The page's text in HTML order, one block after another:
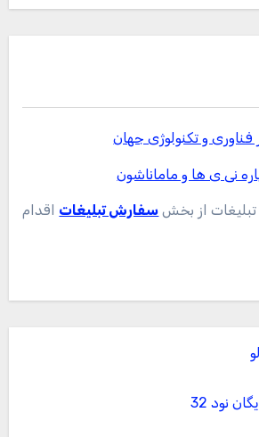
فناوری و تکنولوژی جهان
نی ی ها و ماماناشون
از بخش سفارش تبلیغات اقدام
نود 32